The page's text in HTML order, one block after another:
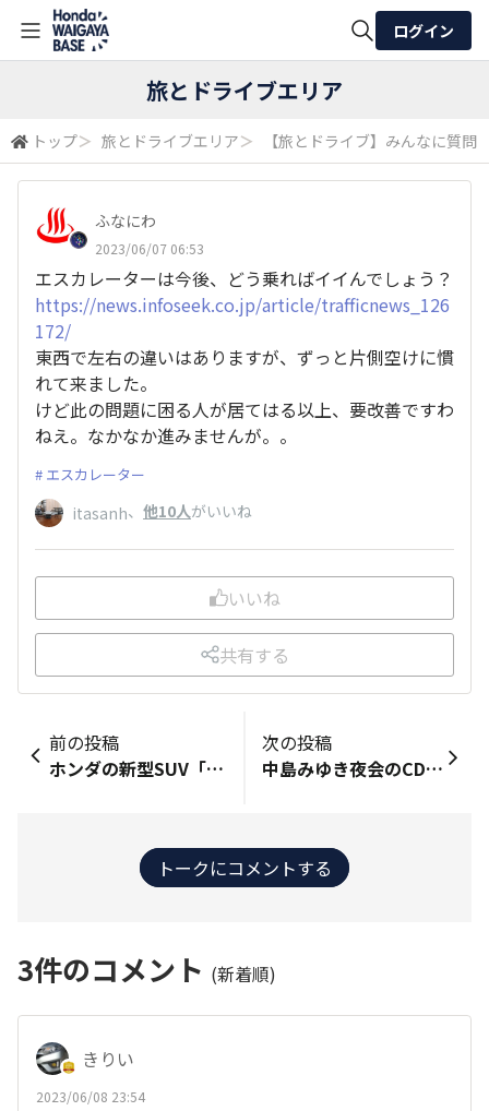
検索
ログイン
旅とドライブエリア
トップ＞ 旅とドライブエリア＞ 【旅とドライブ】みんなに質問
ふなにわ
2023/06/07 06:53
エスカレーターは今後、どう乗ればイイんでしょう？
https://news.infoseek.co.jp/article/trafficnews_126
172/
東西で左右の違いはありますが、ずっと片側空けに慣
れて来ました。
けど此の問題に困る人が居てはる以上、要改善ですわ
ねえ。なかなか進みませんが。。
エスカレーター
itasanh、 他10人がいいね
いいね
共有する
前の投稿
ホンダの新型SUV「エレベイト」、本日6月6日にデビュー！？ https://response.jp/article/2023/05/18/371087.html エベレストと似た名前だけに？インドが最初の市場で、その後は世界市場に拡大展開の予定、ですか…。
次の投稿
中島みゆき夜会のCDを受け取りに、図書館までウォーキング。12月に図書館Web予約してから早や半年、やっと順番まわってキター。 夜会はコロナで半分以上キャンセルとなったからか、人気は絶大っすね❗️😃
トークにコメントする
3件のコメント (新着順)
きりい
2023/06/08 23:54